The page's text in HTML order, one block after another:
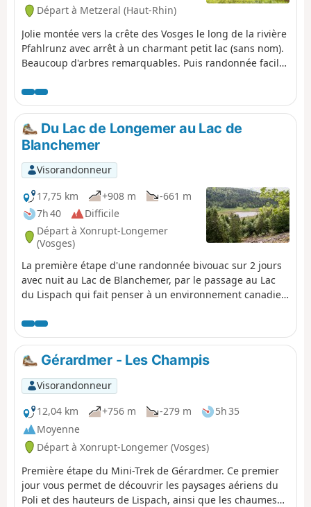
Départ à Metzeral (Haut-Rhin)
Jolie montée vers la crête des Vosges le long de la rivière
Pfahlrunz avec arrêt à un charmant petit lac (sans nom).
Beaucoup d'arbres remarquables. Puis randonnée facile
les fermes auberges de Salzbach et de Uff Rain avec des
panoramas sur les sommets vosgiens.
Du Lac de Longemer au Lac de
Blanchemer
Visorandonneur
17,75 km
+908 m
-661 m
7h 40
Difficile
Départ à Xonrupt-Longemer
(Vosges)
La première étape d'une randonnée bivouac sur 2 jours
avec nuit au Lac de Blanchemer, par le passage au Lac
du Lispach qui fait penser à un environnement canadien
vue pourraient résumer cette première étape.
Gérardmer - Les Champis
Visorandonneur
12,04 km
+756 m -279 m
5h 35
Moyenne
Départ à Xonrupt-Longemer (Vosges)
Première étape du Mini-Trek de Gérardmer. Ce premier
jour vous permet de découvrir les paysages aériens du
Poli et des hauteurs de Lispach, ainsi que les chaumes